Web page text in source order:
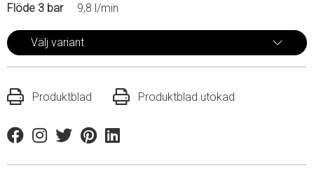
Flöde 3 bar
9,8 l/min
Välj variant
Produktblad Produktblad utökad
FacebookInstagram
TwitterPinterestLinkedin